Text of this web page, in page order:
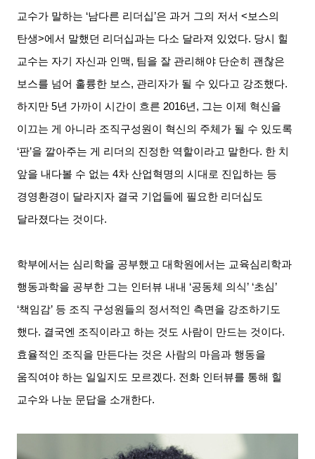
교수가 말하는 ‘남다른 리더십’은 과거 그의 저서 <보스의
탄생>에서 말했던 리더십과는 다소 달라져 있었다. 당시 힐
교수는 자기 자신과 인맥, 팀을 잘 관리해야 단순히 괜찮은
보스를 넘어 훌륭한 보스, 관리자가 될 수 있다고 강조했다.
하지만 5년 가까이 시간이 흐른 2016년 , 그는 이제 혁신을
이끄는 게 아니라 조직구성원이 혁신의 주체가 될 수 있도록
‘판’을 깔아주는 게 리더의 진정한 역할이라고 말한다. 한 치
앞을 내다볼 수 없는 4차 산업혁명의 시대로 진입하는 등
경영환경이 달라지자 결국 기업들에 필요한 리더십도
달라졌다는 것이다.
학부에서는 심리학을 공부했고 대학원에서는 교육심리학과
행동과학을 공부한 그는 인터뷰 내내 ‘공동체 의식’ ‘초심’
‘책임감’ 등 조직 구성원들의 정서적인 측면을 강조하기도
했다. 결국엔 조직이라고 하는 것도 사람이 만드는 것이다.
효율적인 조직을 만든다는 것은 사람의 마음과 행동을
움직여야 하는 일일지도 모르겠다. 전화 인터뷰를 통해 힐
교수와 나눈 문답을 소개한다.